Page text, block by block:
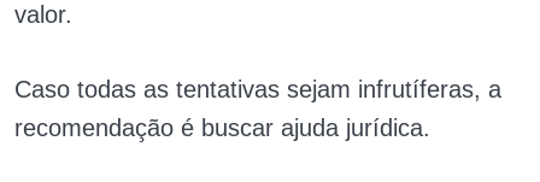
valor.
Caso todas as tentativas sejam infrutíferas, a
recomendação é buscar ajuda jurídica.